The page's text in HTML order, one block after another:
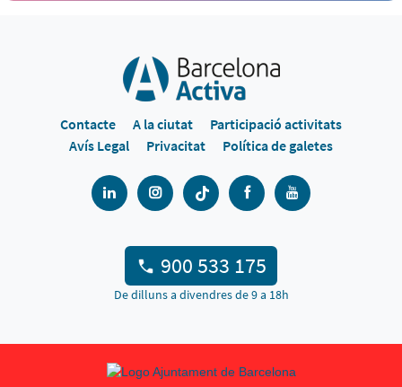
Contacte A la ciutat
Participació activitats
Avís Legal
Privacitat Política de galetes
900 533 175
De dilluns a divendres de 9 a 18h